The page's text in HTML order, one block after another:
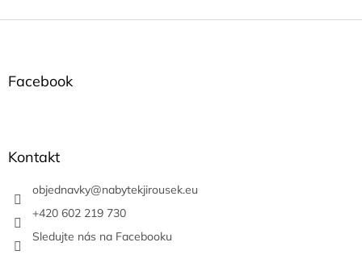
Z
Facebook
Kontakt
objednavky@nabytekjirousek.eu
+420 602 219 730
Sledujte nás na Facebooku